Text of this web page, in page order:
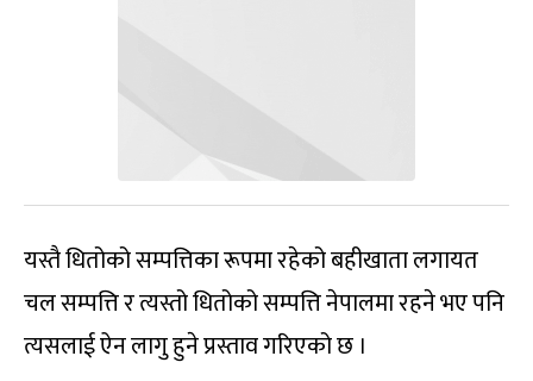
यस्तै धितोको सम्पत्तिका रूपमा रहेको बहीखाता लगायत
चल सम्पत्ति र त्यस्तो धितोको सम्पत्ति नेपालमा रहने भए पनि
त्यसलाई ऐन लागु हुने प्रस्ताव गरिएको छ ।